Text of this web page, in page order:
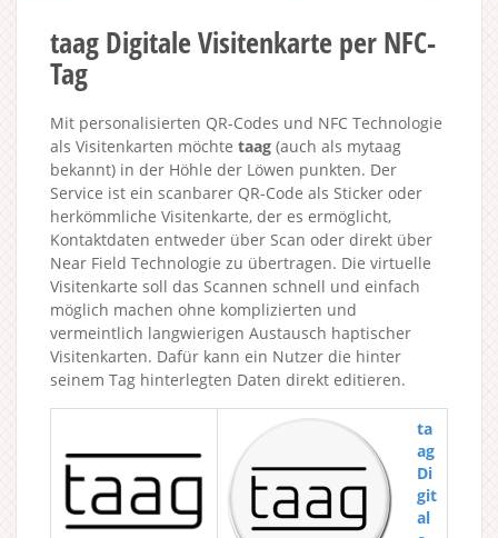
taag Digitale Visitenkarte per NFC-
Tag
Mit personalisierten QR-Codes und NFC Technologie
als Visitenkarten möchte taag (auch als mytaag
bekannt) in der Höhle der Löwen punkten. Der
Service ist ein scanbarer QR-Code als Sticker oder
herkömmliche Visitenkarte, der es ermöglicht,
Kontaktdaten entweder über Scan oder direkt über
Near Field Technologie zu übertragen. Die virtuelle
Visitenkarte soll das Scannen schnell und einfach
möglich machen ohne komplizierten und
vermeintlich langwierigen Austausch haptischer
Visitenkarten. Dafür kann ein Nutzer die hinter
seinem Tag hinterlegten Daten direkt editieren.
ta
ag
Di
git
al